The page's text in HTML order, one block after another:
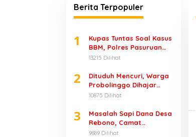
Berita Terpopuler
1
Kupas Tuntas Soal Kasus
BBM, Polres Pasuruan
Angkat Bicara
13215 Dilihat
2
Dituduh Mencuri, Warga
Probolinggo Dihajar
Massa
10875 Dilihat
3
Masalah Sapi Dana Desa
Rebono, Camat
Wonorejo Bungkam
9889 Dilihat